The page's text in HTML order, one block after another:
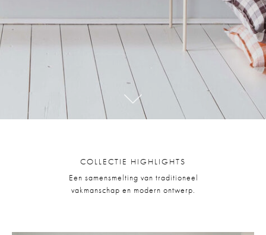
COLLECTIE HIGHLIGHTS
Een samensmelting van traditioneel
vakmanschap en modern ontwerp.